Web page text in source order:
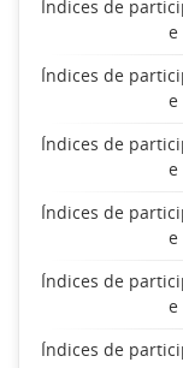
Índices de
e
Índices de
e
Índices de
e
Índices de
e
Índices de
e
Índices de